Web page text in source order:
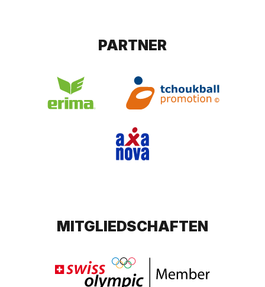
PARTNER
MITGLIEDSCHAFTEN